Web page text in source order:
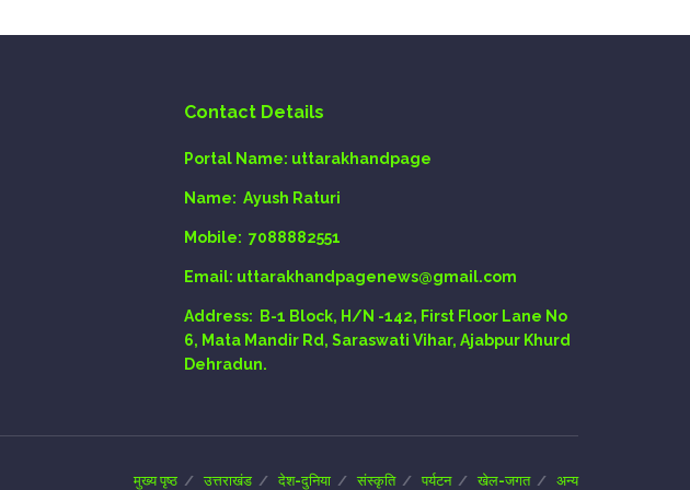
Contact Details
Portal Name: uttarakhandpage
Name: Ayush Raturi
Mobile: 7088882551
Email: uttarakhandpagenews@gmail.com
Address:
B-1 Block, H/N -142, First Floor Lane No
6, Mata Mandir Rd, Saraswati Vihar, Ajabpur Khurd
Dehradun.
मुख्य पृष्ठ उत्तराखंड देश-दुनिया संस्कृति पर्यटन खेल-जगत अन्य